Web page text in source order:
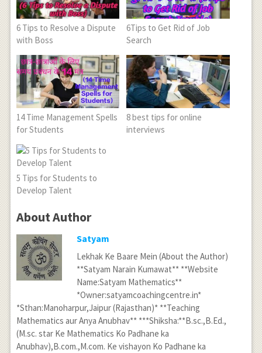
6 Tips to Resolve a Dispute
with Boss
6Tips to Get Rid of Job
Search
14 Time Management Spells
for Students
8 best tips for online
interviews
5 Tips for Students to
Develop Talent
About Author
Satyam
Lekhak Ke Baare Mein (About the Author)
**Satyam Narain Kumawat** **Website
Name:Satyam Mathematics**
*Owner:satyamcoachingcentre.in*
*Sthan:Manoharpur,Jaipur (Rajasthan)* **Teaching
Mathematics aur Anya Anubhav** ***Shiksha:**B.sc.,B.Ed.,
(M.sc. star Ke Mathematics Ko Padhane ka
Anubhav),B.com.,M.com. Ke vishayon Ko Padhane ka